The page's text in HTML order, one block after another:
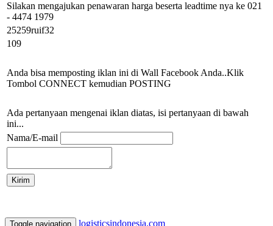
Silakan mengajukan penawaran harga beserta leadtime nya ke 021
- 4474 1979
25259ruif32
109
Anda bisa memposting iklan ini di Wall Facebook Anda..Klik
Tombol CONNECT kemudian POSTING
Ada pertanyaan mengenai iklan diatas, isi pertanyaan di bawah
ini...
Nama/E-mail
Toggle navigation logisticsindonesia.com